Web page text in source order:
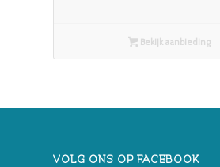
Bekijk aanbieding
VOLG ONS OP FACEBOOK